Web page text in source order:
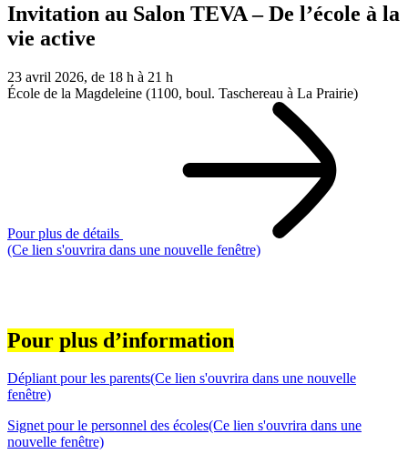
Invitation au Salon TEVA – De l’école à la
vie active
23 avril 2026, de 18 h à 21 h
École de la Magdeleine (1100, boul. Taschereau à La Prairie)
Pour plus de détails
(Ce lien s'ouvrira dans une nouvelle fenêtre)
Pour plus d’information
Dépliant pour les parents(Ce lien s'ouvrira dans une nouvelle
fenêtre)
Signet pour le personnel des écoles(Ce lien s'ouvrira dans une
nouvelle fenêtre)